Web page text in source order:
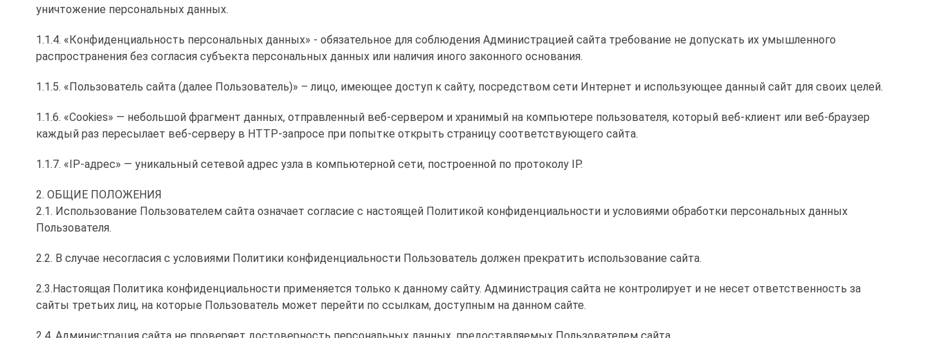
уничтожение персональных данных.
1.1.4. «Конфиденциальность персональных данных» - обязательное для соблюдения Администрацией сайта требование не допускать их умышленного
распространения без согласия субъекта персональных данных или наличия иного законного основания.
1.1.5. «Пользователь сайта (далее Пользователь)» – лицо, имеющее доступ к сайту, посредством сети Интернет и использующее данный сайт для своих целей.
1.1.6. «Cookies» — небольшой фрагмент данных, отправленный веб-сервером и хранимый на компьютере пользователя, который веб-клиент или веб-браузер
каждый раз пересылает веб-серверу в HTTP-запросе при попытке открыть страницу соответствующего сайта.
1.1.7. «IP-адрес» — уникальный сетевой адрес узла в компьютерной сети, построенной по протоколу IP.
2. ОБЩИЕ ПОЛОЖЕНИЯ
2.1. Использование Пользователем сайта означает согласие с настоящей Политикой конфиденциальности и условиями обработки персональных данных
Пользователя.
2.2. В случае несогласия с условиями Политики конфиденциальности Пользователь должен прекратить использование сайта.
2.3.Настоящая Политика конфиденциальности применяется только к данному сайту. Администрация сайта не контролирует и не несет ответственность за
сайты третьих лиц, на которые Пользователь может перейти по ссылкам, доступным на данном сайте.